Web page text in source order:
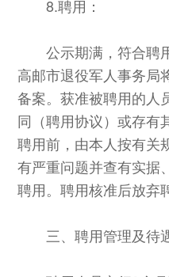
8.聘用：
公示期满，符合聘
高邮市退役军人事务局
备案。获准被聘用的人
同（聘用协议）或存有
聘用前，由本人按有关
有严重问题并查有实据
聘用。聘用核准后放弃
三、聘用管理及待